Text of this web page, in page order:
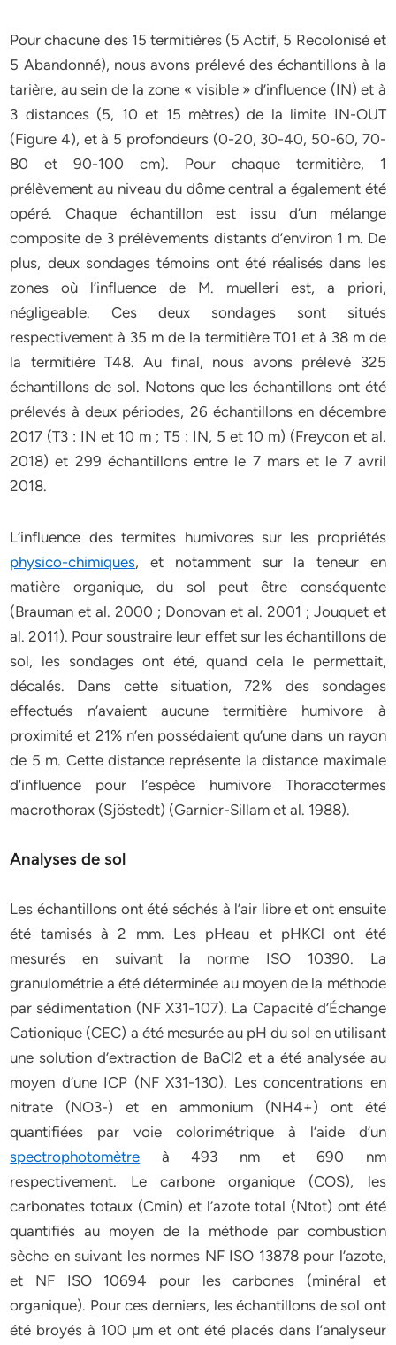
Pour chacune des 15 termitières (5 Actif, 5 Recolonisé et
5 Abandonné), nous avons prélevé des échantillons à la
tarière, au sein de la zone « visible » d’influence (IN) et à
3 distances (5, 10 et 15 mètres) de la limite IN-OUT
(Figure 4), et à 5 profondeurs (0-20, 30-40, 50-60, 70-
80 et 90-100 cm). Pour chaque termitière, 1
prélèvement au niveau du dôme central a également été
opéré. Chaque échantillon est issu d’un mélange
composite de 3 prélèvements distants d’environ 1 m. De
plus, deux sondages témoins ont été réalisés dans les
zones où l’influence de M. muelleri est, a priori,
négligeable. Ces deux sondages sont situés
respectivement à 35 m de la termitière T01 et à 38 m de
la termitière T48. Au final, nous avons prélevé 325
échantillons de sol. Notons que les échantillons ont été
prélevés à deux périodes, 26 échantillons en décembre
2017 (T3 : IN et 10 m ; T5 : IN, 5 et 10 m) (Freycon et al.
2018) et 299 échantillons entre le 7 mars et le 7 avril
2018.
L’influence des termites humivores sur les propriétés
physico-chimiques, et notamment sur la teneur en
matière organique, du sol peut être conséquente
(Brauman et al. 2000 ; Donovan et al. 2001 ; Jouquet et
al. 2011). Pour soustraire leur effet sur les échantillons de
sol, les sondages ont été, quand cela le permettait,
décalés. Dans cette situation, 72% des sondages
effectués n’avaient aucune termitière humivore à
proximité et 21% n’en possédaient qu’une dans un rayon
de 5 m. Cette distance représente la distance maximale
d’influence pour l’espèce humivore Thoracotermes
macrothorax (Sjöstedt) (Garnier-Sillam et al. 1988).
Analyses de sol
Les échantillons ont été séchés à l’air libre et ont ensuite
été tamisés à 2 mm. Les pHeau et pHKCl ont été
mesurés en suivant la norme ISO 10390. La
granulométrie a été déterminée au moyen de la méthode
par sédimentation (NF X31-107). La Capacité d’Échange
Cationique (CEC) a été mesurée au pH du sol en utilisant
une solution d’extraction de BaCl2 et a été analysée au
moyen d’une ICP (NF X31-130). Les concentrations en
nitrate (NO3-) et en ammonium (NH4+) ont été
quantifiées par voie colorimétrique à l‘aide d’un
spectrophotomètre à 493 nm et 690 nm
respectivement. Le carbone organique (COS), les
carbonates totaux (Cmin) et l’azote total (Ntot) ont été
quantifiés au moyen de la méthode par combustion
sèche en suivant les normes NF ISO 13878 pour l’azote,
et NF ISO 10694 pour les carbones (minéral et
organique). Pour ces derniers, les échantillons de sol ont
été broyés à 100 μm et ont été placés dans l’analyseur